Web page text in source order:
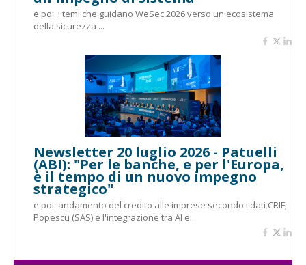
e poi: i temi che guidano WeSec 2026 verso un ecosistema
della sicurezza ...
Newsletter 20 luglio 2026 - Patuelli
(ABI): "Per le banche, e per l'Europa,
è il tempo di un nuovo impegno
strategico"
e poi: andamento del credito alle imprese secondo i dati CRIF;
Popescu (SAS) e l'integrazione tra AI e...